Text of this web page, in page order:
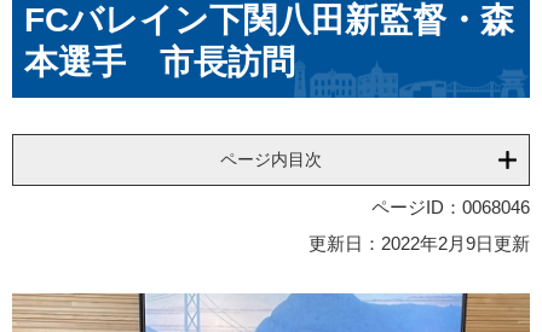
FCバレイン下関八田新監督・森
本選手 市長訪問
ページ内目次
ページID：0068046
更新日：2022年2月9日更新